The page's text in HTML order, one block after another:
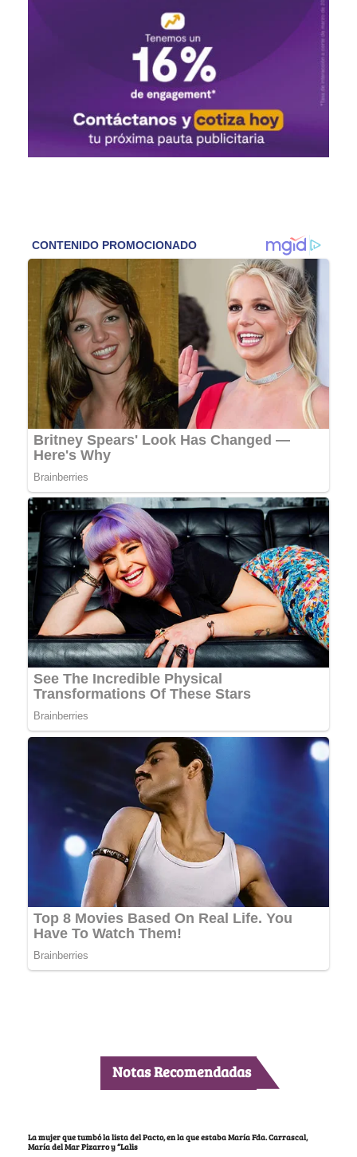
Notas Recomendadas
La mujer que tumbó la lista del Pacto, en la que estaba María Fda. Carrascal,
María del Mar Pizarro y “Lalis